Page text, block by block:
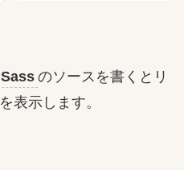
Sass のソースを書くとリ
を表示します。